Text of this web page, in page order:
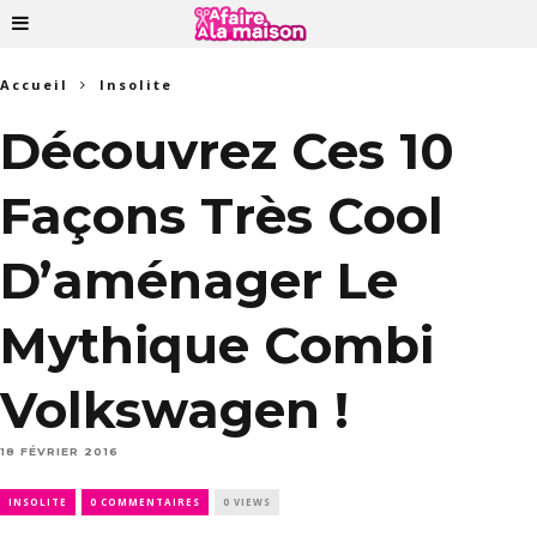
Accueil Insolite
Découvrez Ces 10
Façons Très Cool
D’aménager Le
Mythique Combi
Volkswagen !
18 FÉVRIER 2016
INSOLITE 0 COMMENTAIRES 0 VIEWS